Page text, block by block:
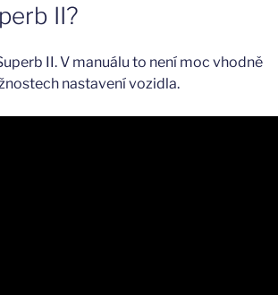
II?
II. V manuálu to není moc vhodně
nastavení vozidla.